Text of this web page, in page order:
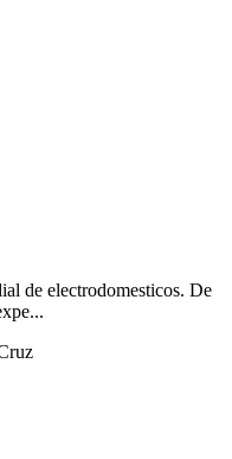
de electrodomesticos. De